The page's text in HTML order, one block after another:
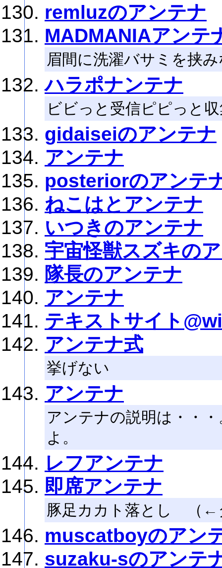
remluzのアンテナ
MADMANIAアンテ
眉間に洗濯バサミを挟
ハラポナンテナ
ビビっと受信ピピっと
gidaiseiのアンテナ
アンテナ
posteriorのアンテ
ねこはとアンテナ
いつきのアンテナ
宇宙怪獣スズキの
隊長のアンテナ
アンテナ
テキストサイト
アンテナ式
挙げない
アンテナ
アンテナの説明は・・
よ。
レフアンテナ
即席アンテナ
豚足カカト落とし （
muscatboyのアン
suzaku-sのアンテ